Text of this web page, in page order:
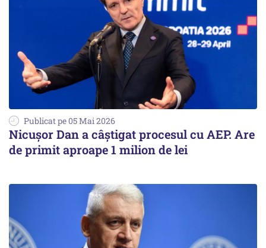
Publicat pe 05 Mai 2026
Nicuşor Dan a câştigat procesul cu AEP. Are
de primit aproape 1 milion de lei